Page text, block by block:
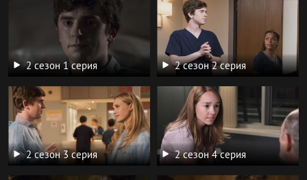
2 сезон 1 серия 2 сезон 2 серия
2 сезон 3 серия 2 сезон 4 серия